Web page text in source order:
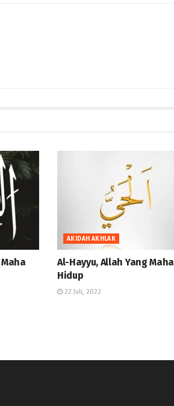
AKIDAH AKHLAK
Al-Hayyu, Allah Yang Maha
Hidup
22 Juli, 2022